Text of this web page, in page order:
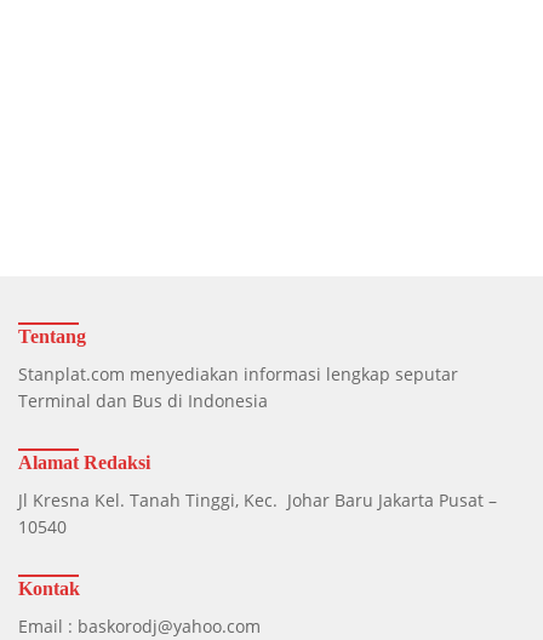
Tentang
Stanplat.com menyediakan informasi lengkap seputar
Terminal dan Bus di Indonesia
Alamat Redaksi
Jl Kresna Kel. Tanah Tinggi, Kec. Johar Baru Jakarta Pusat –
10540
Kontak
Email : baskorodj@yahoo.com